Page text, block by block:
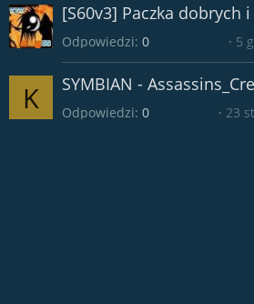
[S60v3] Paczka dobrych
Odpowiedzi 0 5
K SYMBIAN -
Odpowiedzi 0 23